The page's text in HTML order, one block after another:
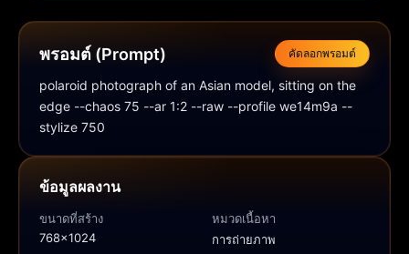
พรอมต์ (Prompt) คัดลอกพรอมต์
polaroid photograph of an Asian model, sitting on the
edge --chaos 75 --ar 1:2 --raw --profile we14m9a --
stylize 750
ข้อมูลผลงาน
ขนาดที่สร้าง
768x1024
หมวดเนื้อหา
การถ่ายภาพ